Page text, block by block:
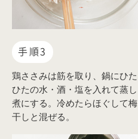
手順3
鶏ささみは筋を取り、鍋にひた
ひたの水・酒・塩を入れて蒸し
煮にする。冷めたらほぐして梅
干しと混ぜる。